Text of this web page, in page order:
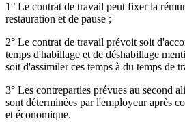
1° Le contrat de travail peut fixer la
restauration et de pause ;
2° Le contrat de travail prévoit soit
temps d'habillage et de déshabillage
soit d'assimiler ces temps à du temps de
3° Les contreparties prévues au second
sont déterminées par l'employeur après
et économique.